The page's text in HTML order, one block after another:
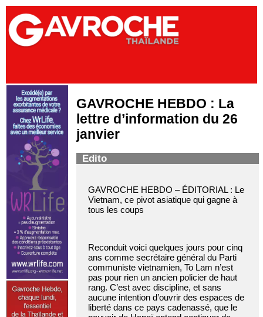
GAVROCHE HEBDO : La
lettre d’information du 26
janvier
Edito
GAVROCHE HEBDO – ÉDITORIAL : Le
Vietnam, ce pivot asiatique qui gagne à
tous les coups
Reconduit voici quelques jours pour cinq
ans comme secrétaire général du Parti
communiste vietnamien, To Lam n’est
pas pour rien un ancien policier de haut
rang. C’est avec discipline, et sans
aucune intention d’ouvrir des espaces de
liberté dans ce pays cadenassé, que le